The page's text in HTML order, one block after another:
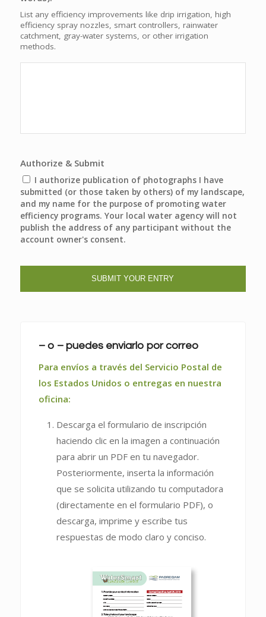
List any efficiency improvements like drip irrigation, high
efficiency spray nozzles, smart controllers, rainwater
catchment, gray-water systems, or other irrigation
methods.
Authorize & Submit
I authorize publication of photographs I have
submitted (or those taken by others) of my landscape,
and my name for the purpose of promoting water
efficiency programs. Your local water agency will not
publish the address of any participant without the
account owner's consent.
– o – puedes enviarlo por correo
Para envíos a través del Servicio Postal de
los Estados Unidos o entregas en nuestra
oficina:
Descarga el formulario de inscripción
haciendo clic en la imagen a continuación
para abrir un PDF en tu navegador.
Posteriormente, inserta la información
que se solicita utilizando tu computadora
(directamente en el formulario PDF), o
descarga, imprime y escribe tus
respuestas de modo claro y conciso.